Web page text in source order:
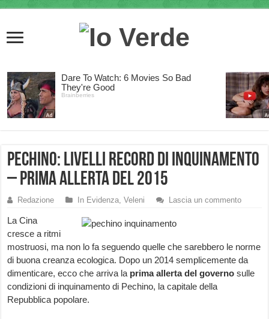
Pechino: livelli record di inquinamento
– prima allerta del 2015
Redazione In Evidenza,Veleni Lascia un commento
La Cina
cresce a ritmi
mostruosi, ma non lo fa seguendo quelle che sarebbero le norme
di buona creanza ecologica. Dopo un 2014 semplicemente da
dimenticare, ecco che arriva la prima allerta del governosulle
condizioni di inquinamento di Pechino, la capitale della
Repubblica popolare.